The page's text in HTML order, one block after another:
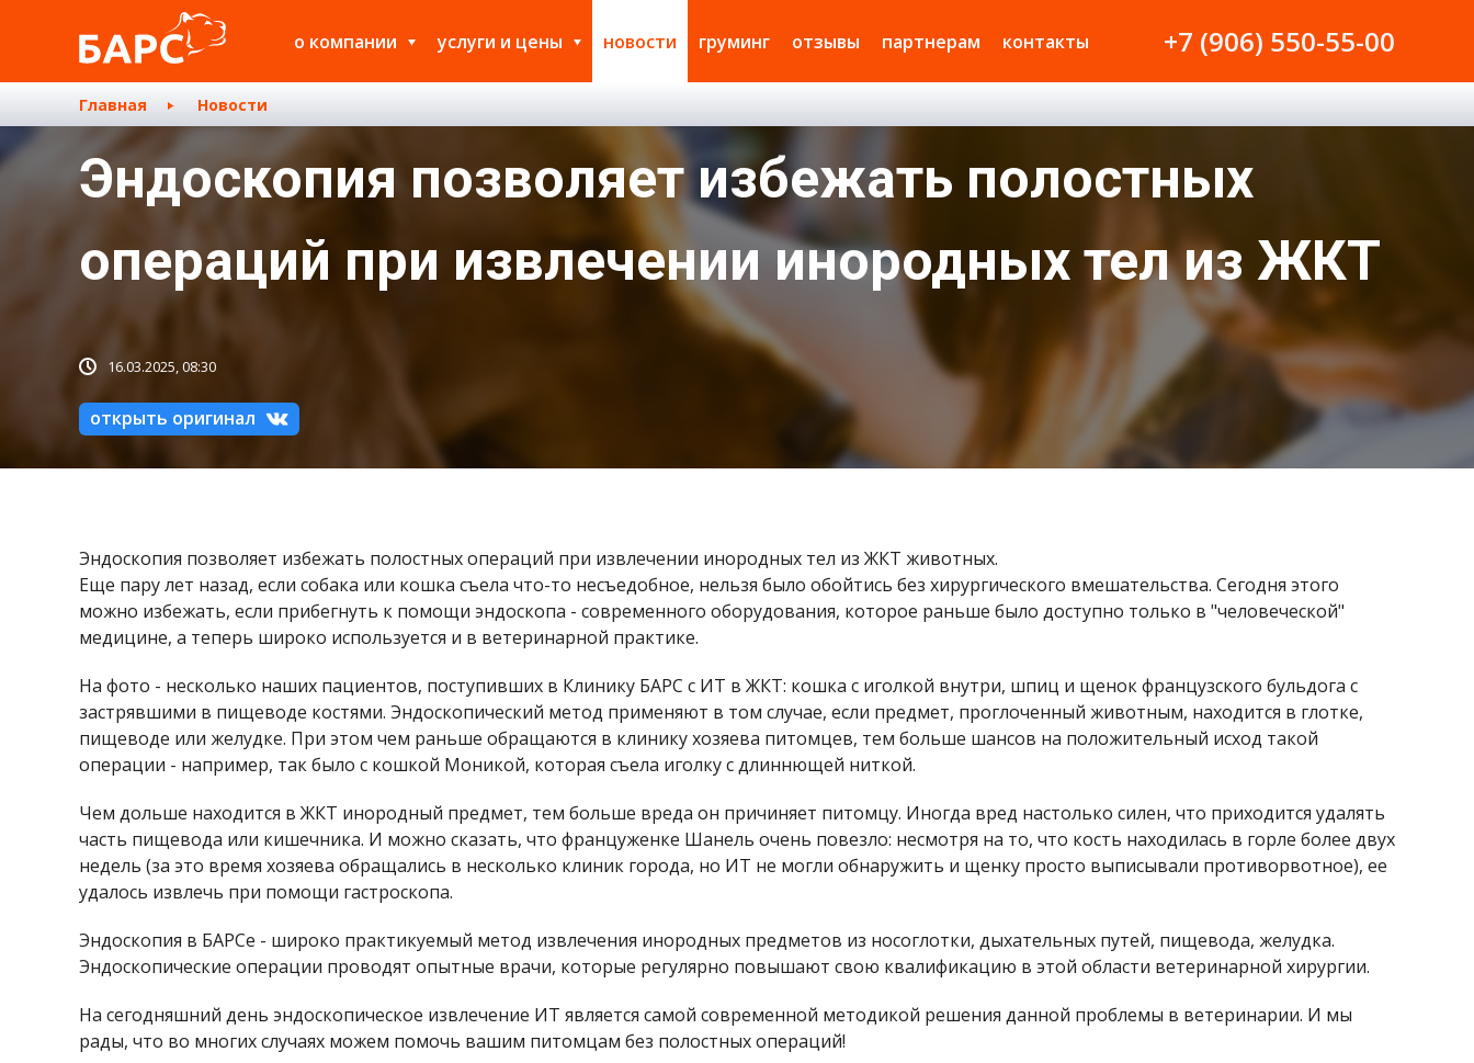
о компании услуги и цены новости груминг отзывы партнерам контакты +7 (906) 550-55-00
Главная Новости
Эндоскопия позволяет избежать полостных
операций при извлечении инородных тел из ЖКТ
16.03.2025, 08:30
открыть оригинал
Эндоскопия позволяет избежать полостных операций при извлечении инородных тел из ЖКТ животных.
Еще пару лет назад, если собака или кошка съела что-то несъедобное, нельзя было обойтись без хирургического вмешательства. Сегодня этого
можно избежать, если прибегнуть к помощи эндоскопа - современного оборудования, которое раньше было доступно только в "человеческой"
медицине, а теперь широко используется и в ветеринарной практике.
На фото - несколько наших пациентов, поступивших в Клинику БАРС с ИТ в ЖКТ: кошка с иголкой внутри, шпиц и щенок французского бульдога с
застрявшими в пищеводе костями. Эндоскопический метод применяют в том случае, если предмет, проглоченный животным, находится в глотке,
пищеводе или желудке. При этом чем раньше обращаются в клинику хозяева питомцев, тем больше шансов на положительный исход такой
операции - например, так было с кошкой Моникой, которая съела иголку с длиннющей ниткой.
Чем дольше находится в ЖКТ инородный предмет, тем больше вреда он причиняет питомцу. Иногда вред настолько силен, что приходится удалять
часть пищевода или кишечника. И можно сказать, что француженке Шанель очень повезло: несмотря на то, что кость находилась в горле более двух
недель (за это время хозяева обращались в несколько клиник города, но ИТ не могли обнаружить и щенку просто выписывали противорвотное), ее
удалось извлечь при помощи гастроскопа.
Эндоскопия в БАРСе - широко практикуемый метод извлечения инородных предметов из носоглотки, дыхательных путей, пищевода, желудка.
Эндоскопические операции проводят опытные врачи, которые регулярно повышают свою квалификацию в этой области ветеринарной хирургии.
На сегодняшний день эндоскопическое извлечение ИТ является самой современной методикой решения данной проблемы в ветеринарии. И мы
рады, что во многих случаях можем помочь вашим питомцам без полостных операций!